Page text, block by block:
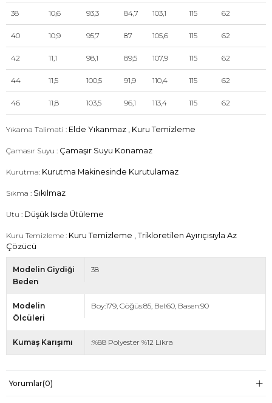
38 10,6 93,3 84,7 103,1 115 62
40 10,9 95,7 87 105,6 115 62
42 11,1 98,1 89,5 107,9 115 62
44 11,5 100,5 91,9 110,4 115 62
46 11,8 103,5 96,1 113,4 115 62
Yıkama Talimati : Elde Yıkanmaz , Kuru Temizleme
Çamasır Suyu : Çamaşır Suyu Konamaz
Kurutma: Kurutma Makinesinde Kurutulamaz
Sıkma : Sıkılmaz
Utu : Düşük Isıda Ütüleme
Kuru Temizleme : Kuru Temizleme , Trikloretilen Ayırıçısıyla Az
Çözücü
Modelin Giydiği
Beden
38
Modelin
Ölcüleri
Boy:179, Göğüs:85, Bel:60, Basen:90
Kumaş Karışımı :%88 Polyester %12 Likra
Yorumlar(0)